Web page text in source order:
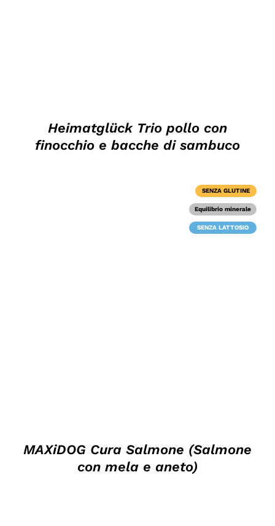
Heimatglück Trio pollo con
finocchio e bacche di sambuco
SENZA GLUTINE
Equilibrio minerale
SENZA LATTOSIO
MAXiDOG Cura Salmone (Salmone
con mela e aneto)